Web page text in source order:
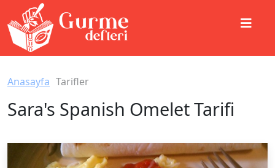
Anasayfa Tarifler
Sara's Spanish Omelet Tarifi